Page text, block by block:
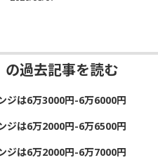
の過去記事を読む
ジは6万3000円-6万6000円
ジは6万2000円-6万6500円
ジは6万2000円-6万7000円